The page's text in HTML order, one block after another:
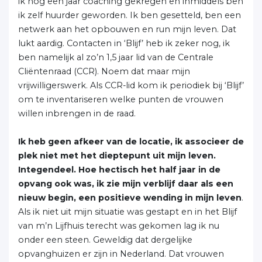
ik zelf huurder geworden. Ik ben gesetteld, ben een
netwerk aan het opbouwen en run mijn leven. Dat
lukt aardig. Contacten in ‘Blijf’ heb ik zeker nog, ik
ben namelijk al zo’n 1,5 jaar lid van de Centrale
Cliëntenraad (CCR). Noem dat maar mijn
vrijwilligerswerk. Als CCR-lid kom ik periodiek bij ‘Blijf’
om te inventariseren welke punten de vrouwen
willen inbrengen in de raad.
Ik heb geen afkeer van de locatie, ik associeer de
plek niet met het dieptepunt uit mijn leven.
Integendeel. Hoe hectisch het half jaar in de
opvang ook was, ik zie mijn verblijf daar als een
nieuw begin, een positieve wending in mijn leven.
Als ik niet uit mijn situatie was gestapt en in het Blijf
van m’n Lijfhuis terecht was gekomen lag ik nu
onder een steen. Geweldig dat dergelijke
opvanghuizen er zijn in Nederland. Dat vrouwen